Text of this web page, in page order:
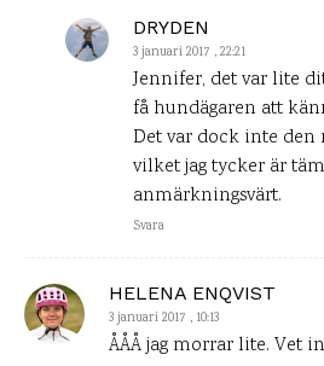
DRYDEN
3 januari 2017 , 22:21
Jennifer, det var lite
få hundägaren att
Det var dock inte
vilket jag tycker är
anmärkningsvärt.
Svara
HELENA ENQVIST
3 januari 2017 , 10:13
ÅÅÅ jag morrar lite. Vet